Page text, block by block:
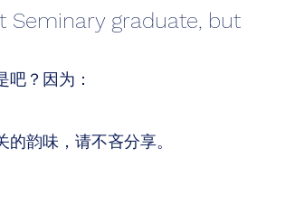
Seminary graduate, but
吧？因为：
韵味，请不吝分享。